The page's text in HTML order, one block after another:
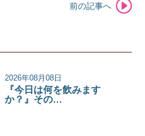
前の記事へ
2026年08月08日
『今日は何を飲みます
か？』その…